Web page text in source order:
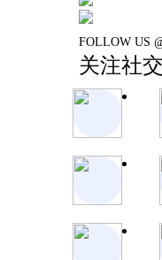
FOLLOW US
关注社